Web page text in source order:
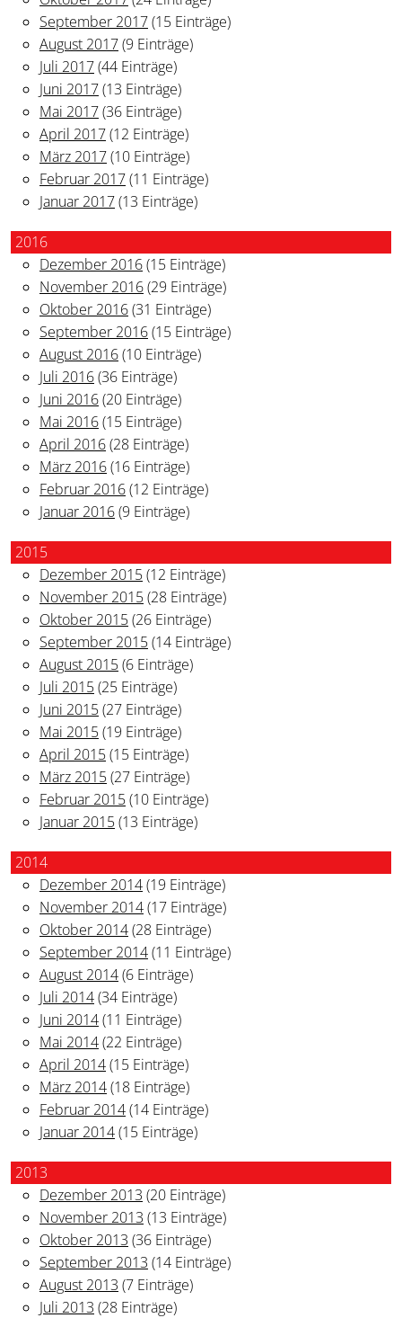
September 2017(15 Einträge)
August 2017(9 Einträge)
Juli 2017(44 Einträge)
Juni 2017(13 Einträge)
Mai 2017(36 Einträge)
April 2017(12 Einträge)
März 2017(10 Einträge)
Februar 2017(11 Einträge)
Januar 2017(13 Einträge)
2016
Dezember 2016(15 Einträge)
November 2016(29 Einträge)
Oktober 2016(31 Einträge)
September 2016(15 Einträge)
August 2016(10 Einträge)
Juli 2016(36 Einträge)
Juni 2016(20 Einträge)
Mai 2016(15 Einträge)
April 2016(28 Einträge)
März 2016(16 Einträge)
Februar 2016(12 Einträge)
Januar 2016(9 Einträge)
2015
Dezember 2015(12 Einträge)
November 2015(28 Einträge)
Oktober 2015(26 Einträge)
September 2015(14 Einträge)
August 2015(6 Einträge)
Juli 2015(25 Einträge)
Juni 2015(27 Einträge)
Mai 2015(19 Einträge)
April 2015(15 Einträge)
März 2015(27 Einträge)
Februar 2015(10 Einträge)
Januar 2015(13 Einträge)
2014
Dezember 2014(19 Einträge)
November 2014(17 Einträge)
Oktober 2014(28 Einträge)
September 2014(11 Einträge)
August 2014(6 Einträge)
Juli 2014(34 Einträge)
Juni 2014(11 Einträge)
Mai 2014(22 Einträge)
April 2014(15 Einträge)
März 2014(18 Einträge)
Februar 2014(14 Einträge)
Januar 2014(15 Einträge)
2013
Dezember 2013 (20 Einträge)
November 2013 (13 Einträge)
Oktober 2013 (36 Einträge)
September 2013 (14 Einträge)
August 2013 (7 Einträge)
Juli 2013 (28 Einträge)